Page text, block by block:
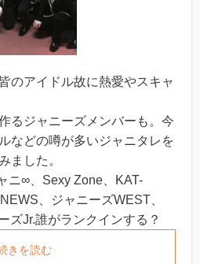
のアイドル故に熱愛やスキャ
るジャニーズメンバーも。今
などの噂が多いジャニタレを
ました。
ニ∞、Sexy Zone、KAT-
、ジャニーズWEST、
ズJr.誰がランクインする？
きを読む